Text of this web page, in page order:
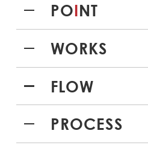
POINT
WORKS
FLOW
PROCESS